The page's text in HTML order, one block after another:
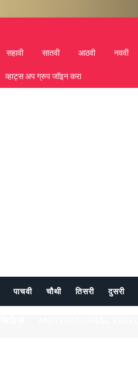
सहावी सातवी आठवी नववी
व्हाट्स अप ग्रुप जॉइन करा
पाचवी चौथी तिसरी दुसरी